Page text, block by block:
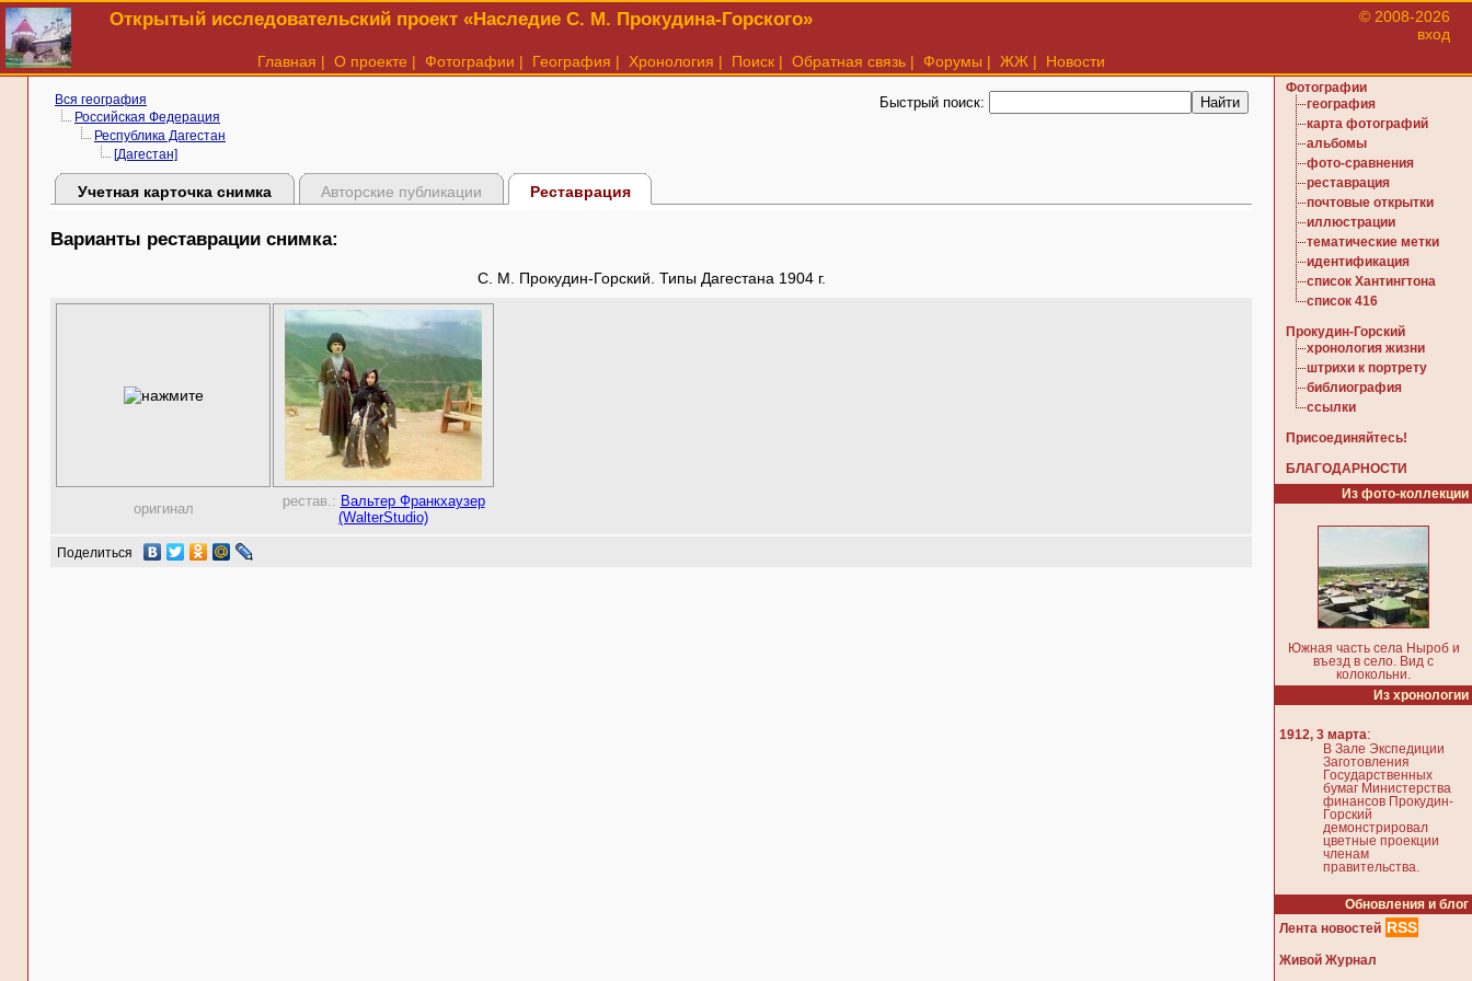
Открытый исследовательский проект «Наследие С. М. Прокудина-Горского»
© 2008-2026
вход
Главная | О проекте | Фотографии | География | Хронология | Поиск | Обратная связь | Форумы | ЖЖ | Новости
Вся география
Российская Федерация
Республика Дагестан
[Дагестан]
Быстрый поиск:
Учетная карточка снимка Авторские публикации Реставрация
Варианты реставрации снимка:
С. М. Прокудин-Горский. Типы Дагестана 1904 г.
оригинал рестав.: Вальтер Франкхаузер
(WalterStudio)
Поделиться
Фотографии
география
карта фотографий
альбомы
фото-сравнения
реставрация
почтовые открытки
иллюстрации
тематические метки
идентификация
список Хантингтона
список 416
Прокудин-Горский
хронология жизни
штрихи к портрету
библиография
ссылки
Присоединяйтесь!
БЛАГОДАРНОСТИ
Из фото-коллекции
Южная часть села Ныроб и
въезд в село. Вид с
колокольни.
Из хронологии
1912, 3 марта:
В Зале Экспедиции
Заготовления
Государственных
бумаг Министерства
финансов Прокудин-
Горский
демонстрировал
цветные проекции
членам
правительства.
Обновления и блог
Лента новостей RSS
Живой Журнал